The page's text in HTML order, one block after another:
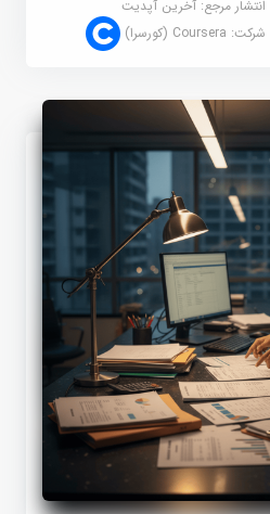
انتشار مرجع:آخرین آپدیت
شرکت:Coursera (کورسرا)